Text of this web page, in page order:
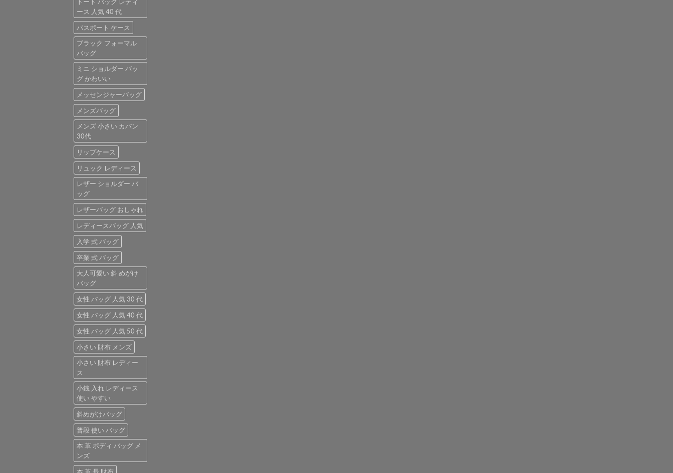
ース 人気 40 代
パスポート ケース
ブラック フォーマル
バッグ
ミニ ショルダー バッ
グ かわいい
メッセンジャーバッグ
メンズバッグ
メンズ 小さい カバン
30代
リップケース
リュック レディース
レザー ショルダー バ
ッグ
レザーバッグ おしゃれ
レディースバッグ 人気
入学 式 バッグ
卒業 式 バッグ
大人可愛い 斜 めがけ
バッグ
女性 バッグ 人気 30 代
女性 バッグ 人気 40 代
女性 バッグ 人気 50 代
小さい 財布 メンズ
小さい 財布 レディー
ス
小銭 入れ レディース
使い やすい
斜めがけバッグ
普段 使い バッグ
本 革 ボディ バッグ メ
ンズ
本 革 長 財布